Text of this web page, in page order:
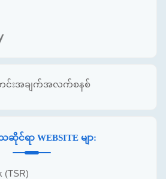
တင်းအချက်အလက်စနစ်
င်ရာ WEBSITE မျာ:
(TSR)